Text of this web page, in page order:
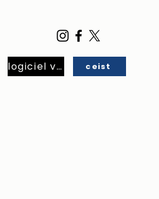
logiciel virtuel ceist